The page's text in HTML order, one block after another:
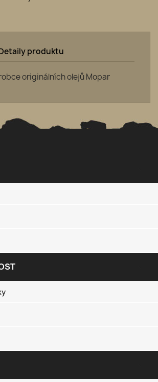
produktu
originálních olejů Mopar